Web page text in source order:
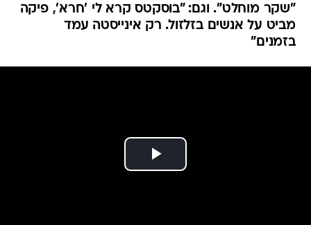
"שקר מוחלט". וגם: "בוסקטס קרא לי 'חרא', פיקה
מביט על אנשים בזלזול. רק אינייסטה עמד
בזמנים"